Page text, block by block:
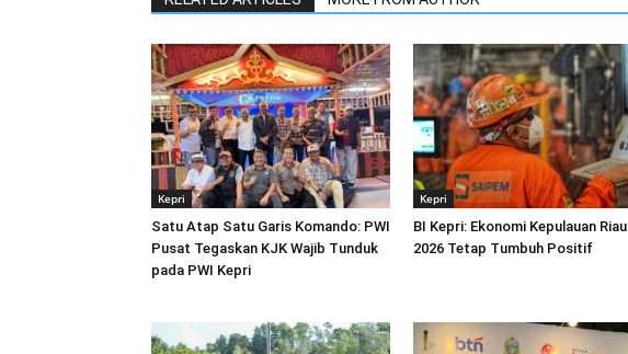
Kepri
Satu Atap Satu Garis Komando: PWI
Pusat Tegaskan KJK Wajib Tunduk
pada PWI Kepri
Kepri
BI Kepri: Ekonomi Kepulauan Riau
2026 Tetap Tumbuh Positif